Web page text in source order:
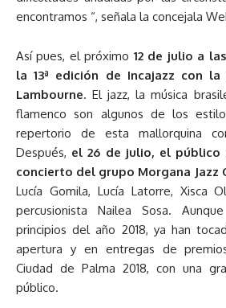
encontramos “, señala la concejala
Así pues, el próximo 12 de julio a
la 13ª edición de Incajazz con
Lambourne. El jazz, la música
flamenco son algunos de los
repertorio de esta mallorquina
Después, el 26 de julio, el
concierto del grupo Morgana Jazz
Lucía Gomila, Lucía Latorre, Xisca
percusionista Nailea Sosa.
principios del año 2018, ya han
apertura y en entregas de
Ciudad de Palma 2018, con una
público.